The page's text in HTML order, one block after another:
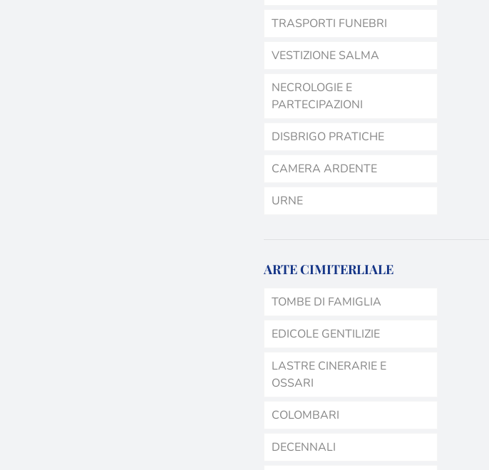
TRASPORTI FUNEBRI
VESTIZIONE SALMA
NECROLOGIE E
PARTECIPAZIONI
DISBRIGO PRATICHE
CAMERA ARDENTE
URNE
ARTE CIMITERLIALE
TOMBE DI FAMIGLIA
EDICOLE GENTILIZIE
LASTRE CINERARIE E
OSSARI
COLOMBARI
DECENNALI